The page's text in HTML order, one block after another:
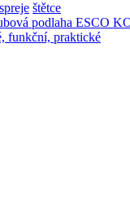
spreje štětce
podlaha ESCO
funkční, praktické